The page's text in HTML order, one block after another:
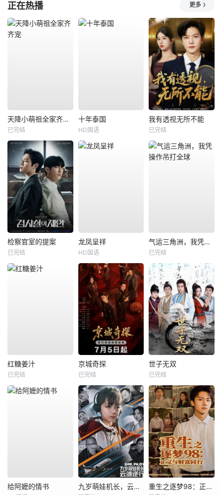
正在热播 更多
天降小萌祖全家齐齐宠
已完结
十年泰国
HD国语
我有透视无所不能
已完结
检察官室的提案
已完结
龙凤呈祥
HD国语
气运三角洲，我凭操作吊打全球
已完结
红糖姜汁
已完结
京城奇探
已完结
世子无双
已完结
给阿嬷的情书 九岁萌娃机长，云端逆行 重生之逐梦98：正义与财富同行